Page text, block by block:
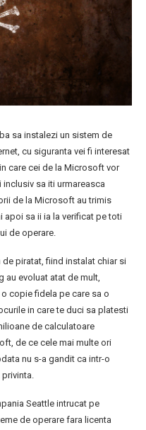
sa instalezi un sistem de
cu siguranta vei fi interesat
care cei de la Microsoft vor
sa iti urmareasca
de la Microsoft au trimis
apoi sa ii ia la verificat pe toti
de operare.
piratat, fiind instalat chiar si
au evoluat atat de mult,
copie fidela pe care sa o
in care te duci sa platesti
de calculatoare
de ce cele mai multe ori
nu s-a gandit ca intr-o
privinta.
Seattle intrucat pe
de operare fara licenta